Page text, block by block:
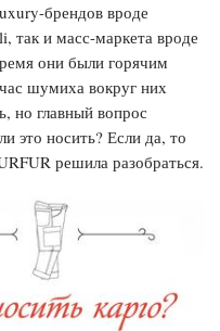
брендов вроде
так и масс-маркета вроде
они были горячим
шумиха вокруг них
но главный вопрос
это носить? Если да, то
решила разобраться.